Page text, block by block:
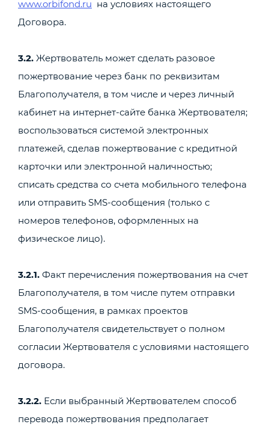
www.orbifond.ru на условиях настоящего
Договора.
3.2. Жертвователь может сделать разовое
пожертвование через банк по реквизитам
Благополучателя, в том числе и через личный
кабинет на интернет-сайте банка Жертвователя;
воспользоваться системой электронных
платежей, сделав пожертвование с кредитной
карточки или электронной наличностью;
списать средства со счета мобильного телефона
или отправить SMS-сообщения (только с
номеров телефонов, оформленных на
физическое лицо).
3.2.1. Факт перечисления пожертвования на счет
Благополучателя, в том числе путем отправки
SMS-сообщения, в рамках проектов
Благополучателя свидетельствует о полном
согласии Жертвователя с условиями настоящего
договора.
3.2.2. Если выбранный Жертвователем способ
перевода пожертвования предполагает